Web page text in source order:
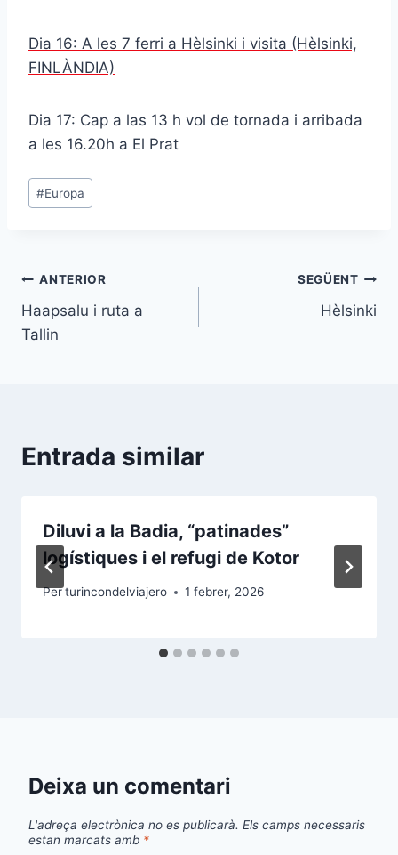
Dia 16: A les 7 ferri a Hèlsinki i visita (Hèlsinki,
FINLÀNDIA)
Dia 17: Cap a las 13 h vol de tornada i arribada
a les 16.20h a El Prat
Etiquetes
d'entrada
#Europa
Navegació
d'entrades
ANTERIOR
Haapsalu i ruta a
Tallin
SEGÜENT
Hèlsinki
Entrada similar
Diluvi a la Badia, “patinades”
logístiques i el refugi de Kotor
Perturincondelviajero 1 febrer, 2026
Deixa un comentari
L'adreça electrònica no es publicarà. Els camps necessaris
estan marcats amb *